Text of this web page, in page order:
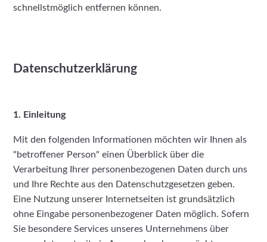
schnellstmöglich entfernen können.
Datenschutzerklärung
1. Einleitung
Mit den folgenden Informationen möchten wir Ihnen als
"betroffener Person" einen Überblick über die
Verarbeitung Ihrer personenbezogenen Daten durch uns
und Ihre Rechte aus den Datenschutzgesetzen geben.
Eine Nutzung unserer Internetseiten ist grundsätzlich
ohne Eingabe personenbezogener Daten möglich. Sofern
Sie besondere Services unseres Unternehmens über